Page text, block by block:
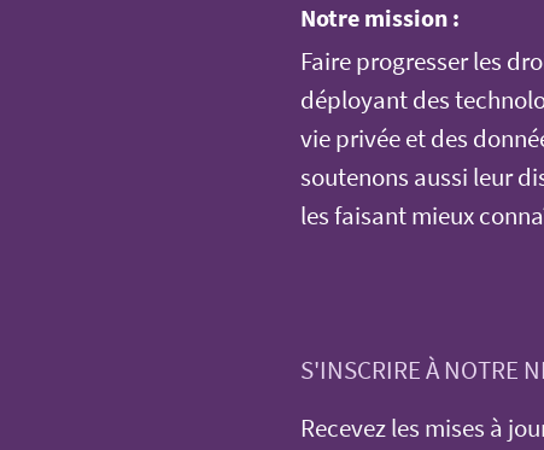
Notre mission :
Faire progresser les
déployant des
vie privée et des
soutenons aussi leur
les faisant mieux
S'INSCRIRE À NOTRE
Recevez les mises à